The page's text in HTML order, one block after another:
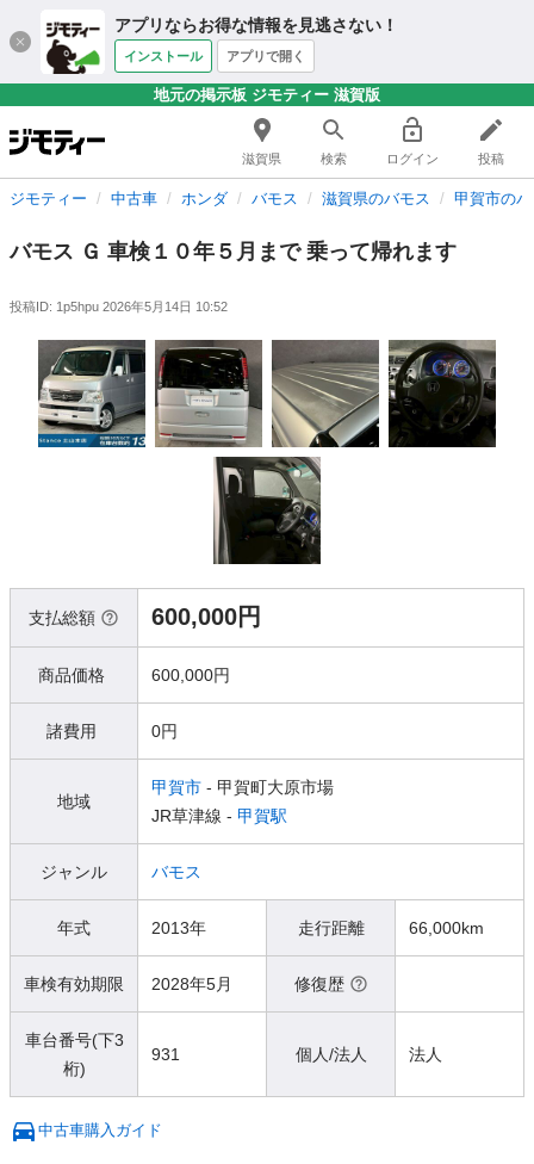
アプリならお得な情報を見逃さない！
インストール アプリで開く
地元の掲示板 ジモティー 滋賀版
滋賀県 検索 ログイン 投稿
ジモティー 中古車 ホンダ バモス 滋賀県のバモス 甲賀市の
バモス Ｇ 車検１０年５月まで 乗って帰れます
投稿ID: 1p5hpu 2026年5月14日 10:52
支払総額 600,000円
商品価格 600,000円
諸費用 0円
地域
甲賀市 - 甲賀町大原市場
JR草津線 - 甲賀駅
ジャンル バモス
年式 2013年 走行距離 66,000km
車検有効期限 2028年5月 修復歴
車台番号(下3
桁)
931 個人/法人 法人
中古車購入ガイド